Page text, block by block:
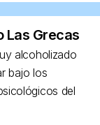
Las Grecas
alcoholizado
bajo los
del